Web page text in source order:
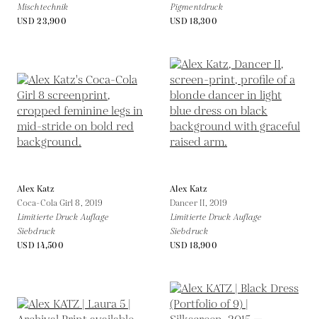
Mischtechnik
USD 23,900
Pigmentdruck
USD 18,300
Alex Katz
Coca-Cola Girl 8, 2019
Limitierte Druck Auflage
Siebdruck
USD 14,500
Alex Katz
Dancer II,2019
Limitierte Druck Auflage
Siebdruck
USD 18,900